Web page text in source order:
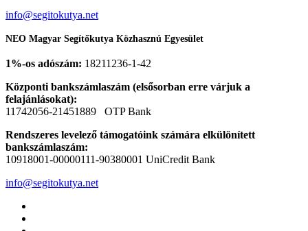
info@segitokutya.net
NEO Magyar Segítőkutya Közhasznú Egyesület
1%-os adószám: 18211236-1-42
Központi bankszámlaszám (elsősorban erre várjuk a
felajánlásokat):
11742056-21451889 OTP Bank
Rendszeres levelező támogatóink számára elkülönített
bankszámlaszám:
10918001-00000111-90380001 UniCredit Bank
info@segitokutya.net